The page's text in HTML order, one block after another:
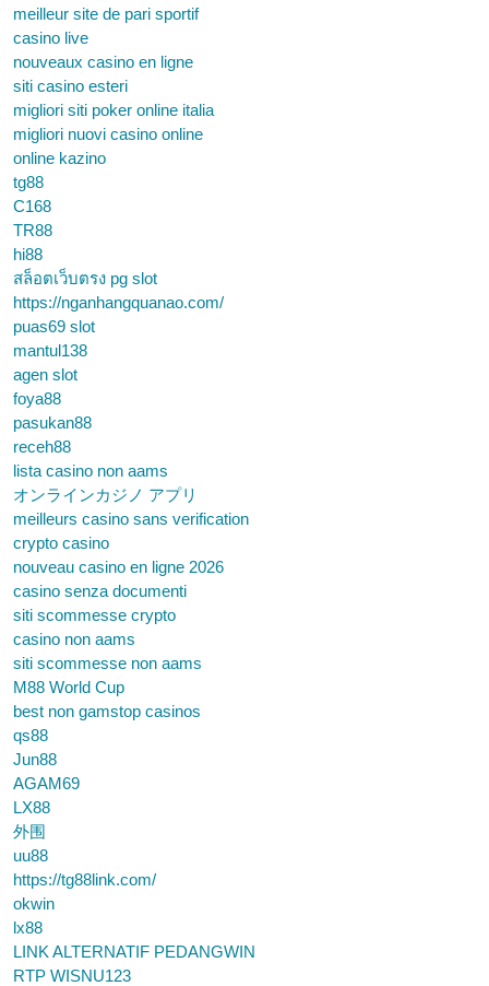
meilleur site de pari sportif
casino live
nouveaux casino en ligne
siti casino esteri
migliori siti poker online italia
migliori nuovi casino online
online kazino
tg88
C168
TR88
hi88
สล็อตเว็บตรง pg slot
https://nganhangquanao.com/
puas69 slot
mantul138
agen slot
foya88
pasukan88
receh88
lista casino non aams
オンラインカジノ アプリ
meilleurs casino sans verification
crypto casino
nouveau casino en ligne 2026
casino senza documenti
siti scommesse crypto
casino non aams
siti scommesse non aams
M88 World Cup
best non gamstop casinos
qs88
Jun88
AGAM69
LX88
外围
uu88
https://tg88link.com/
okwin
lx88
LINK ALTERNATIF PEDANGWIN
RTP WISNU123